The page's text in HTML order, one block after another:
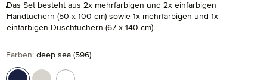
Das Set besteht aus 2x mehrfarbigen und 2x einfarbigen
Handtüchern (50 x 100 cm) sowie 1x mehrfarbigen und 1x
einfarbigen Duschtüchern (67 x 140 cm)
Farbenauswählen
: deep sea (596)